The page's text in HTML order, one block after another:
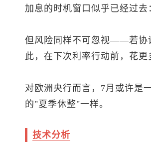
加息的时机窗口似乎已经过
但风险同样不可忽视——若协
此，在下次利率行动前，花
对欧洲央行而言，7月或许
的"夏季休整"一样。
技术分析